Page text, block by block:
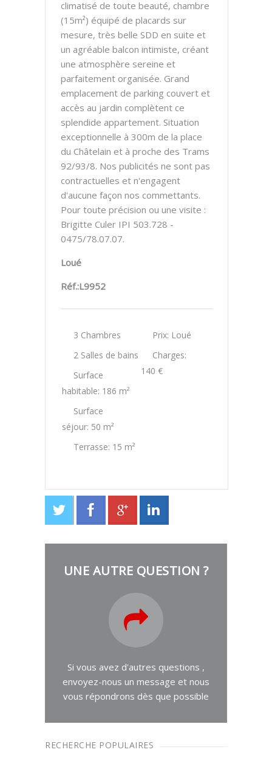
climatisé de toute beauté, chambre
(15m²) équipé de placards sur
mesure, très belle SDD en suite et
un agréable balcon intimiste, créant
une atmosphère sereine et
parfaitement organisée. Grand
emplacement de parking couvert et
accès au jardin complètent ce
splendide appartement. Situation
exceptionnelle à 300m de la place
du Châtelain et à proche des Trams
92/93/8. Nos publicités ne sont pas
contractuelles et n'engagent
d'aucune façon nos commettants.
Pour toute précision ou une visite :
Brigitte Culer IPI 503.728 -
0475/78.07.07.
Loué
Réf.:L9952
3 Chambres
2 Salles de bains
Surface
habitable: 186 m²
Surface
séjour: 50 m²
Terrasse: 15 m²
Prix: Loué
Charges:
140 €
UNE AUTRE QUESTION ?
Si vous avez d'autres questions ,
envoyez-nous un message et nous
vous répondrons dès que possible
RECHERCHE POPULAIRES